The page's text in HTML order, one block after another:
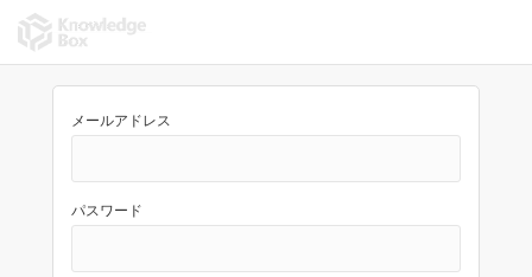
メールアドレス
パスワード